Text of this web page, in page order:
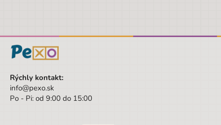
Šírka
Vek od
Rýchly kontakt:
info@pexo.sk
Po - Pi: od 9:00 do 15:00